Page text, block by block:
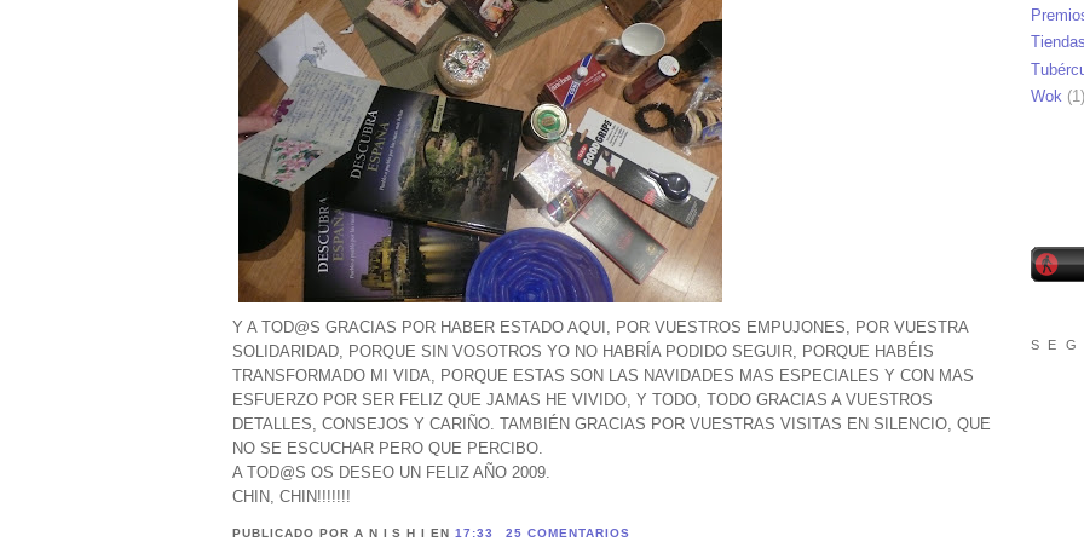
Y A TOD@S GRACIAS POR HABER ESTADO AQUI, POR VUESTROS EMPUJONES, POR VUESTRA
SOLIDARIDAD, PORQUE SIN VOSOTROS YO NO HABRÍA PODIDO SEGUIR, PORQUE HABÉIS
TRANSFORMADO MI VIDA, PORQUE ESTAS SON LAS NAVIDADES MAS ESPECIALES Y CON MAS
ESFUERZO POR SER FELIZ QUE JAMAS HE VIVIDO, Y TODO, TODO GRACIAS A VUESTROS
DETALLES, CONSEJOS Y CARIÑO. TAMBIÉN GRACIAS POR VUESTRAS VISITAS EN SILENCIO, QUE
NO SE ESCUCHAR PERO QUE PERCIBO.
A TOD@S OS DESEO UN FELIZ AÑO 2009.
CHIN, CHIN!!!!!!!
PUBLICADO POR A N I S H IEN17:33 25 COMENTARIOS
Tiendas
Wok (1)
S E G